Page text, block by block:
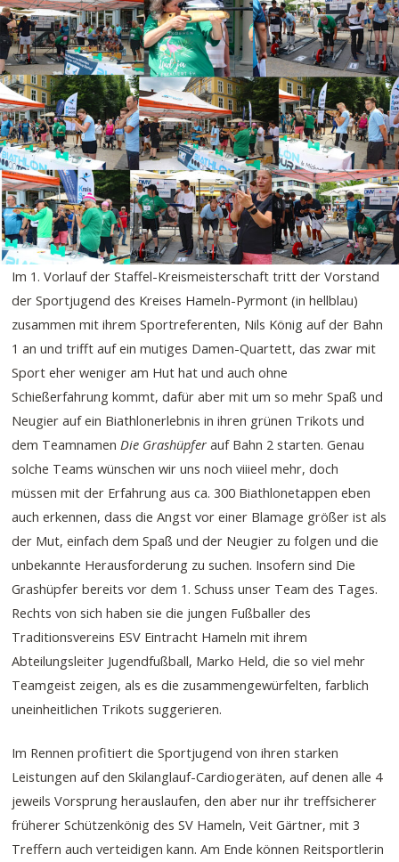
Im 1. Vorlauf der Staffel-Kreismeisterschaft tritt der Vorstand
der Sportjugend des Kreises Hameln-Pyrmont (in hellblau)
zusammen mit ihrem Sportreferenten, Nils König auf der Bahn
1 an und trifft auf ein mutiges Damen-Quartett, das zwar mit
Sport eher weniger am Hut hat und auch ohne
Schießerfahrung kommt, dafür aber mit um so mehr Spaß und
Neugier auf ein Biathlonerlebnis in ihren grünen Trikots und
dem TeamnamenDie Grashüpfer auf Bahn 2 starten. Genau
solche Teams wünschen wir uns noch viiieel mehr, doch
müssen mit der Erfahrung aus ca. 300 Biathlonetappen eben
auch erkennen, dass die Angst vor einer Blamage größer ist als
der Mut, einfach dem Spaß und der Neugier zu folgen und die
unbekannte Herausforderung zu suchen. Insofern sind Die
Grashüpfer bereits vor dem 1. Schuss unser Team des Tages.
Rechts von sich haben sie die jungen Fußballer des
Traditionsvereins ESV Eintracht Hameln mit ihrem
Abteilungsleiter Jugendfußball, Marko Held, die so viel mehr
Teamgeist zeigen, als es die zusammengewürfelten, farblich
uneinheitlichen Trikots suggerieren.
Im Rennen profitiert die Sportjugend von ihren starken
Leistungen auf den Skilanglauf-Cardiogeräten, auf denen alle 4
jeweils Vorsprung herauslaufen, den aber nur ihr treffsicherer
früherer Schützenkönig des SV Hameln, Veit Gärtner, mit 3
Treffern auch verteidigen kann. Am Ende können Reitsportlerin